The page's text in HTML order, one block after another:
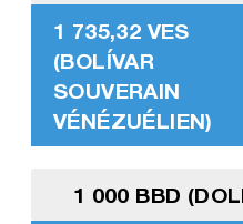
1 735,32 VES
(BOLÍVAR
SOUVERAIN
VÉNÉZUÉLIEN)
1 000 BBD